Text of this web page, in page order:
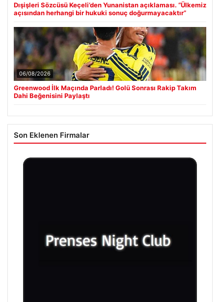
Dışişleri Sözcüsü Keçeli’den Yunanistan açıklaması. “Ülkemiz
açısından herhangi bir hukuki sonuç doğurmayacaktır”
06/08/2026
Greenwood İlk Maçında Parladı! Golü Sonrası Rakip Takım
Dahi Beğenisini Paylaştı
Son Eklenen Firmalar